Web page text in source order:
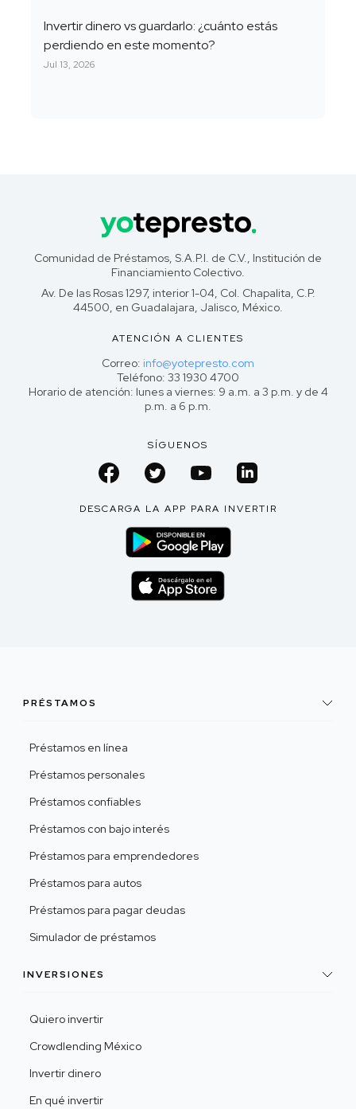
Invertir dinero vs guardarlo: ¿cuánto estás
perdiendo en este momento?
Jul 13, 2026
Comunidad de Préstamos, S.A.P.I. de C.V., Institución de
Financiamiento Colectivo.
Av. De las Rosas 1297, interior 1-04, Col. Chapalita, C.P.
44500, en Guadalajara, Jalisco, México.
ATENCIÓN A CLIENTES
Correo: info@yotepresto.com
Teléfono: 33 1930 4700
Horario de atención: lunes a viernes: 9 a.m. a 3 p.m. y de 4
p.m. a 6 p.m.
SÍGUENOS
DESCARGA LA APP PARA INVERTIR
PRÉSTAMOS
Préstamos en línea
Préstamos personales
Préstamos confiables
Préstamos con bajo interés
Préstamos para emprendedores
Préstamos para autos
Préstamos para pagar deudas
Simulador de préstamos
INVERSIONES
Quiero invertir
Crowdlending México
Invertir dinero
En qué invertir